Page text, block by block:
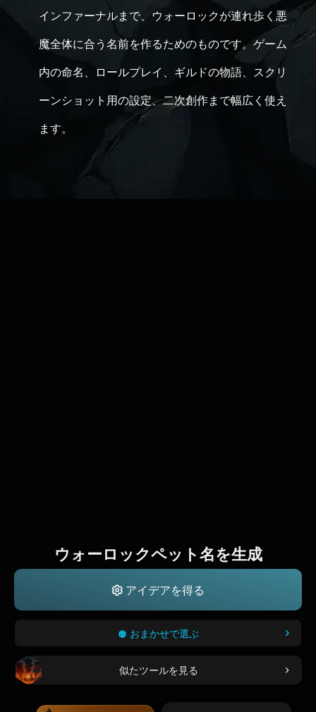
インファーナルまで、ウォーロックが連れ歩く悪
魔全体に合う名前を作るためのものです。ゲーム
内の命名、ロールプレイ、ギルドの物語、スクリ
ーンショット用の設定、二次創作まで幅広く使え
ます。
ウォーロックペット名を生成
アイデアを得る
おまかせで選ぶ
似たツールを見る